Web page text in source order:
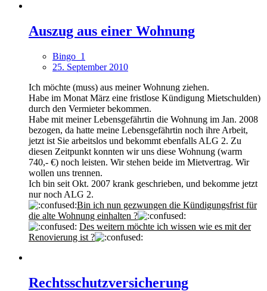
Auszug aus einer Wohnung
Bingo_1
25. September 2010
Ich möchte (muss) aus meiner Wohnung ziehen.
Habe im Monat März eine fristlose Kündigung Mietschulden)
durch den Vermieter bekommen.
Habe mit meiner Lebensgefährtin die Wohnung im Jan. 2008
bezogen, da hatte meine Lebensgefährtin noch ihre Arbeit,
jetzt ist Sie arbeitslos und bekommt ebenfalls ALG 2. Zu
diesen Zeitpunkt konnten wir uns diese Wohnung (warm
740,- €) noch leisten. Wir stehen beide im Mietvertrag. Wir
wollen uns trennen.
Ich bin seit Okt. 2007 krank geschrieben, und bekomme jetzt
nur noch ALG 2.
Bin ich nun gezwungen die Kündigungsfrist für
die alte Wohnung einhalten ?
Des weitern möchte ich wissen wie es mit der
Renovierung ist ?
Rechtsschutzversicherung